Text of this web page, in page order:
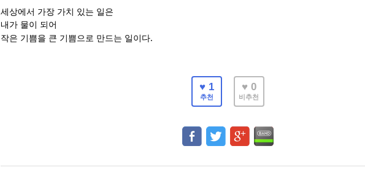
세상에서 가장 가치 있는 일은
내가 물이 되어
작은 기쁨을 큰 기쁨으로 만드는 일이다.
♥ 1
추천
♥ 0
비추천